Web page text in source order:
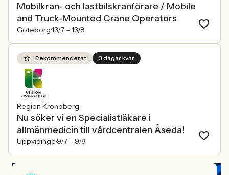
Mobilkran- och lastbilskranförare / Mobile
and Truck-Mounted Crane Operators
Göteborg13/7 – 13/8
Rekommenderat 3 dagar kvar
Region Kronoberg
Nu söker vi en Specialistläkare i
allmänmedicin till vårdcentralen Åseda!
Uppvidinge 9/7 – 9/8